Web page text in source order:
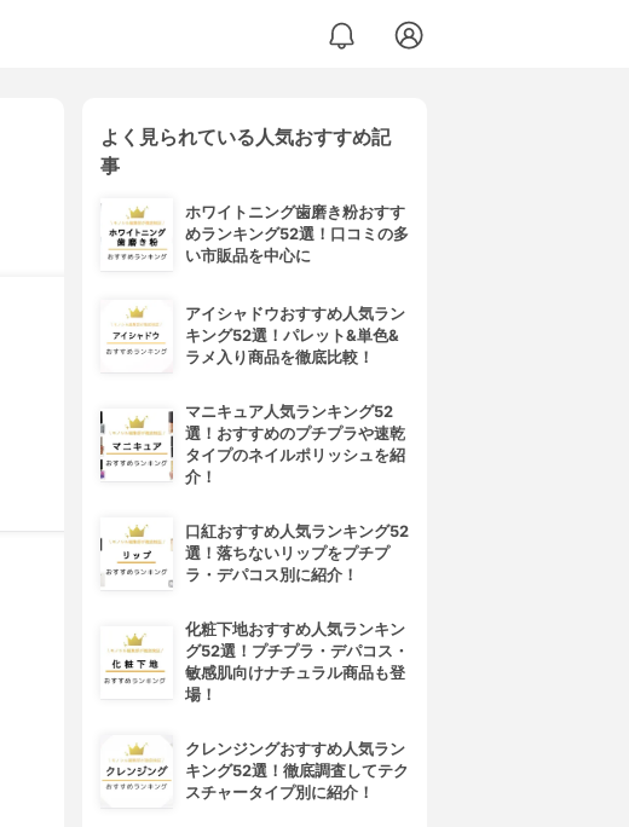
よく見られている人気おすすめ記
事
ホワイトニング歯磨き粉おすす
めランキング52選！口コミの多
い市販品を中心に
アイシャドウおすすめ人気ラン
キング52選！パレット&単色&
ラメ入り商品を徹底比較！
マニキュア人気ランキング52
選！おすすめのプチプラや速乾
タイプのネイルポリッシュを紹
介！
口紅おすすめ人気ランキング52
選！落ちないリップをプチプ
ラ・デパコス別に紹介！
化粧下地おすすめ人気ランキン
グ52選！プチプラ・デパコス・
敏感肌向けナチュラル商品も登
場！
クレンジングおすすめ人気ラン
キング52選！徹底調査してテク
スチャータイプ別に紹介！